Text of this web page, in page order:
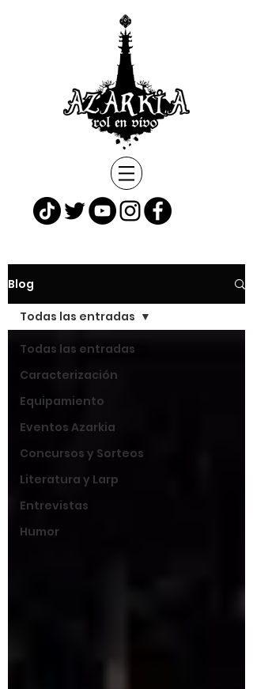
Blog
Todas las entradas
Caracterización
Equipamiento
Eventos Azarkia
Concursos y Sorteos
Literatura y Larp
Entrevistas
Humor
Todas las entradas